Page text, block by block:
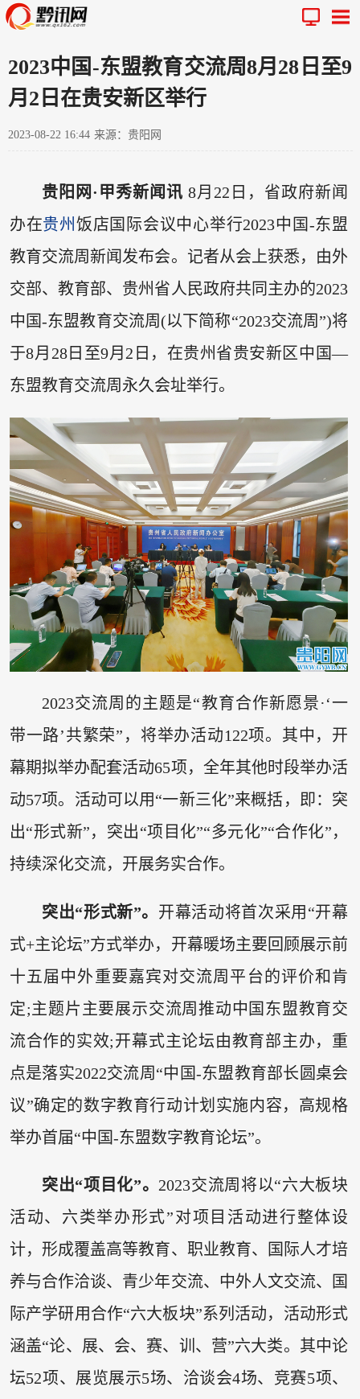
2023中国-东盟教育交流周8月28日至9
月2日在贵安新区举行
2023-08-22 16:44 来源：贵阳网
贵阳网·甲秀新闻讯 8月22日，省政府新闻
办在贵州 饭店国际会议中心举行2023中国-东盟
教育交流周新闻发布会。记者从会上获悉，由外
交部、教育部、贵州省人民政府共同主办的2023
中国-东盟教育交流周(以下简称“2023交流周”)将
于8月28日至9月2日，在贵州省贵安新区中国—
东盟教育交流周永久会址举行。
2023交流周的主题是“教育合作新愿景·‘一
带一路’共繁荣”，将举办活动122项。其中，开
幕期拟举办配套活动65项，全年其他时段举办活
动57项。活动可以用“一新三化”来概括，即：突
出“形式新”，突出“项目化”“多元化”“合作化”，
持续深化交流，开展务实合作。
突出“形式新”。 开幕活动将首次采用“开幕
式+主论坛”方式举办，开幕暖场主要回顾展示前
十五届中外重要嘉宾对交流周平台的评价和肯
定;主题片主要展示交流周推动中国东盟教育交
流合作的实效;开幕式主论坛由教育部主办，重
点是落实2022交流周“中国-东盟教育部长圆桌会
议”确定的数字教育行动计划实施内容，高规格
举办首届“中国-东盟数字教育论坛”。
突出“项目化”。 2023交流周将以“六大板块
活动、六类举办形式”对项目活动进行整体设
计，形成覆盖高等教育、职业教育、国际人才培
养与合作洽谈、青少年交流、中外人文交流、国
际产学研用合作“六大板块”系列活动，活动形式
涵盖“论、展、会、赛、训、营”六大类。其中论
坛52项、展览展示5场、洽谈会4场、竞赛5项、